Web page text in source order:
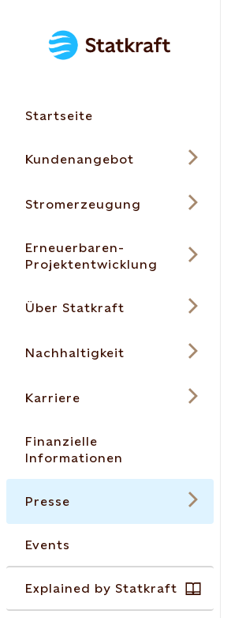
Startseite
Kundenangebot
Stromerzeugung
Erneuerbaren-
Projektentwicklung
Über Statkraft
Nachhaltigkeit
Karriere
Finanzielle
Informationen
Presse
Events
Explained by Statkraft